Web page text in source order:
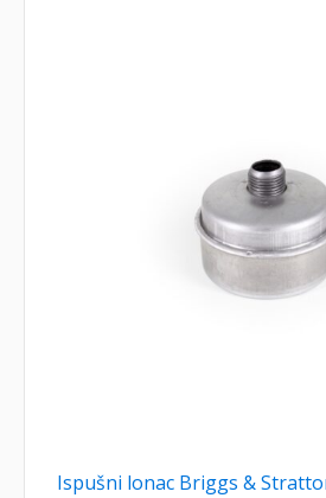
Ispušni lonac Briggs &